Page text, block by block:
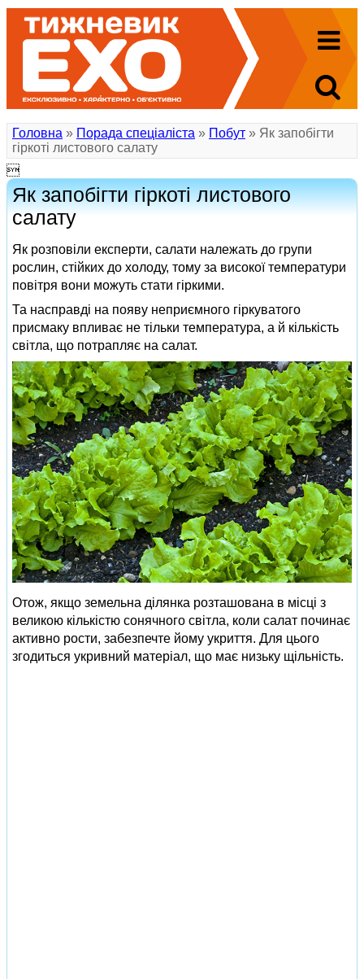
Головна » Порада спеціаліста » Побут » Як запобігти
гіркоті листового салату

Як запобігти гіркоті листового
салату
Як розповіли експерти, салати належать до групи
рослин, стійких до холоду, тому за високої температури
повітря вони можуть стати гіркими.
Та насправді на появу неприємного гіркуватого
присмаку впливає не тільки температура, а й кількість
світла, що потрапляє на салат.
Отож, якщо земельна ділянка розташована в місці з
великою кількістю сонячного світла, коли салат починає
активно рости, забезпечте йому укриття. Для цього
згодиться укривний матеріал, що має низьку щільність.